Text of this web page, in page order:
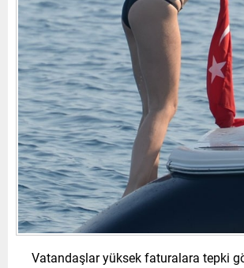
Vatandaşlar yüksek faturalara tepki